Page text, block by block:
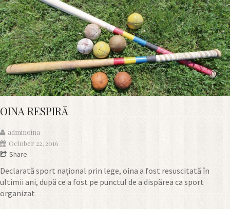
OINA RESPIRĂ
adminoina
October 22, 2016
Share
Declarată sport național prin lege, oina a fost resuscitată în
ultimii ani, după ce a fost pe punctul de a dispărea ca sport
organizat